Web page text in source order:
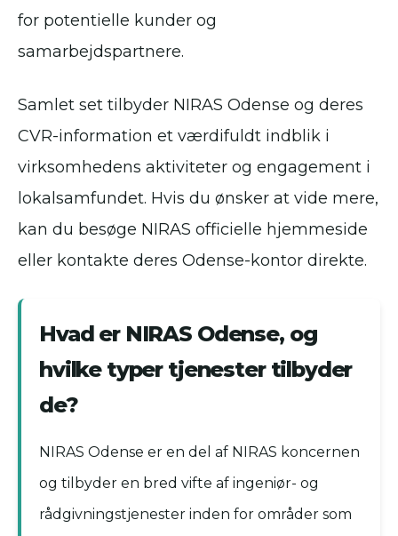
for potentielle kunder og
samarbejdspartnere.
Samlet set tilbyder NIRAS Odense og deres
CVR-information et værdifuldt indblik i
virksomhedens aktiviteter og engagement i
lokalsamfundet. Hvis du ønsker at vide mere,
kan du besøge NIRAS officielle hjemmeside
eller kontakte deres Odense-kontor direkte.
Hvad er NIRAS Odense, og
hvilke typer tjenester tilbyder
de?
NIRAS Odense er en del af NIRAS koncernen
og tilbyder en bred vifte af ingeniør- og
rådgivningstjenester inden for områder som